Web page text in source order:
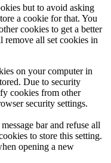
but to avoid asking
a cookie for that. You
cookies to get a better
all set cookies in
on your computer in
Due to security
cookies from other
security settings.
bar and refuse all
to store this setting.
opening a new